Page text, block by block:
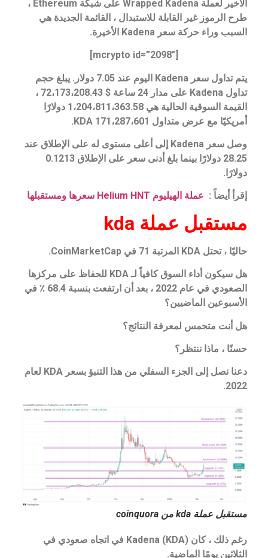
الأخير لعملة Wrapped Kadena على شبكة Ethereum ،
طرح الرموز غير القابلة للاستبدال ، القائمة الجديدة هي
السبب وراء حركة سعر Kadena الأخيرة.
يتم تداول سعر Kadena اليوم عند 7.05 دولار. يبلغ حجم
تداول Kadena على مدار 24 ساعة $ 72،173،208.43 ،
القيمة السوقية الحالية هي 1،204،811،363.58 دولارًا
أمريكيًا مع عرض متداول 171،287،601 KDA.
وصل سعر Kadena إلى أعلى مستوى له على الإطلاق عند
28.25 دولارًا بينما بلغ أدنى سعر على الإطلاق 0.1213
دولارًا.
إقرأ أيضاً : عملة الهيليوم Helium HNT سعرها ومستقبلها
مستقبل عملة kda
حاليًا ، تحتل KDA المرتبة 71 في CoinMarketCap.
هل سيكون أداء السوق كافياً لـ KDA للحفاظ على مركزها
الصعودي في عام 2022 ، بعد أن ارتفعت بنسبة 68.4 ٪ في
الأسبوعين الماضيين؟
هل أنت متحمس لمعرفة النتائج؟
حسنًا ، ماذا ننتظر؟
دعنا نصل إلى الجزء السفلي من هذا التنبؤ بسعر KDA لعام
2022.
مستقبل عملة kda من coinquora
رغم ذلك ، كان Kadena (KDA) في اتجاه صعودي في
الثلاثين يومًا الماضية.